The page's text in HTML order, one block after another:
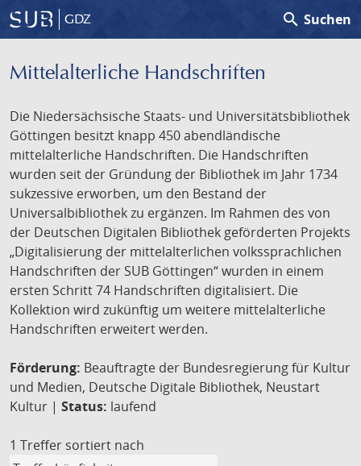
GDZ search Suchen
Mittelalterliche Handschriften
Die Niedersächsische Staats- und Universitätsbibliothek
Göttingen besitzt knapp 450 abendländische
mittelalterliche Handschriften. Die Handschriften
wurden seit der Gründung der Bibliothek im Jahr 1734
sukzessive erworben, um den Bestand der
Universalbibliothek zu ergänzen. Im Rahmen des von
der Deutschen Digitalen Bibliothek geförderten Projekts
„Digitalisierung der mittelalterlichen volkssprachlichen
Handschriften der SUB Göttingen“ wurden in einem
ersten Schritt 74 Handschriften digitalisiert. Die
Kollektion wird zukünftig um weitere mittelalterliche
Handschriften erweitert werden.
Förderung: Beauftragte der Bundesregierung für Kultur
und Medien, Deutsche Digitale Bibliothek, Neustart
Kultur | Status: laufend
1 Treffer sortiert nach